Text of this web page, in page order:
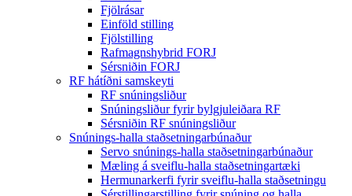
Fjölrásar
Einföld stilling
Fjölstilling
Rafmagnshybrid FORJ
Sérsniðin FORJ
RF hátíðni samskeyti
RF snúningsliður
Snúningsliður fyrir bylgjuleiðara RF
Sérsniðin RF snúningsliður
Snúnings-halla staðsetningarbúnaður
Servo snúnings-halla staðsetningarbúnaður
Mæling á sveiflu-halla staðsetningartæki
Hermunarkerfi fyrir sveiflu-halla staðsetningu